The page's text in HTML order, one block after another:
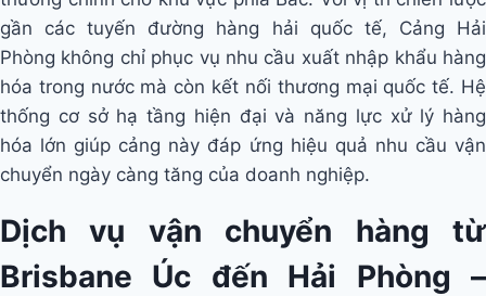
gần các tuyến đường hàng hải quốc tế, Cảng Hải
Phòng không chỉ phục vụ nhu cầu xuất nhập khẩu hàng
hóa trong nước mà còn kết nối thương mại quốc tế. Hệ
thống cơ sở hạ tầng hiện đại và năng lực xử lý hàng
hóa lớn giúp cảng này đáp ứng hiệu quả nhu cầu vận
chuyển ngày càng tăng của doanh nghiệp.
Dịch vụ vận chuyển hàng từ
Brisbane Úc đến Hải Phòng –